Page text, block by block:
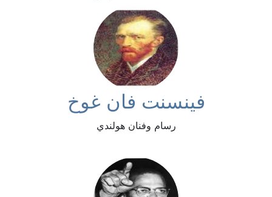
فينسنت فان غوخ
رسام وفنان هولندي